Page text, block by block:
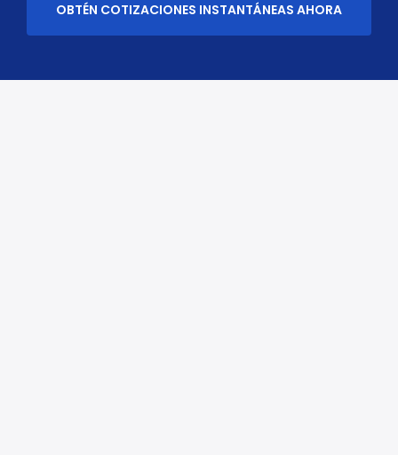
OBTÉN COTIZACIONES INSTANTÁNEAS AHORA